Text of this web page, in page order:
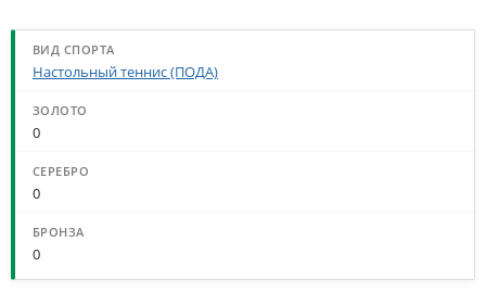
СТАТИСТИКА МЕДАЛЕЙ ПО ВИДАМ СПОРТА
Настольный теннис (ПОДА)
0
0
0